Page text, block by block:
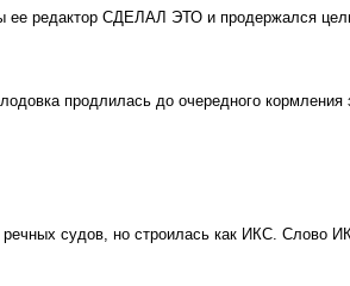
ее редактор СДЕЛАЛ ЭТО и продержался
продлилась до очередного
судов, но строилась как ИКС. Слово